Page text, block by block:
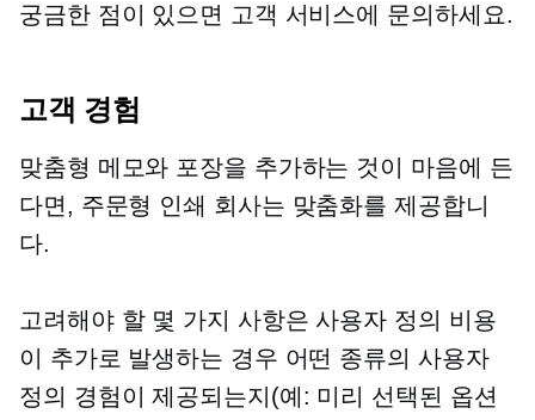
궁금한 점이 있으면 고객 서비스에 문의하세요.
고객 경험
맞춤형 메모와 포장을 추가하는 것이 마음에 든
다면, 주문형 인쇄 회사는 맞춤화를 제공합니
다.
고려해야 할 몇 가지 사항은 사용자 정의 비용
이 추가로 발생하는 경우 어떤 종류의 사용자
정의 경험이 제공되는지(예: 미리 선택된 옵션